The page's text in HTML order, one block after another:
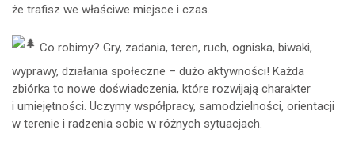
że trafisz we właściwe miejsce i czas.
Co robimy? Gry, zadania, teren, ruch, ogniska, biwaki,
wyprawy, działania społeczne – dużo aktywności! Każda
zbiórka to nowe doświadczenia, które rozwijają charakter
i umiejętności. Uczymy współpracy, samodzielności, orientacji
w terenie i radzenia sobie w różnych sytuacjach.